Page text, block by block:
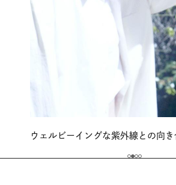
ウェルビーイングな紫外線との向き